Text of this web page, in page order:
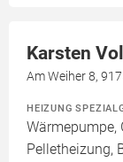
Karsten
Am Weiher 8,
HEIZUNG
Wärmepumpe,
Pelletheizung,